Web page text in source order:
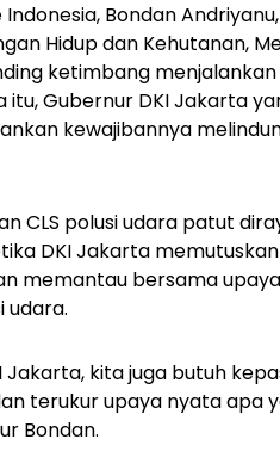
Bondan
Hidup dan Kehutanan,
ketimbang
Gubernur DKI Jakarta
kewajibannya
CLS polusi udara patut
DKI Jakarta
memantau bersama
udara.
Jakarta, kita juga butuh
terukur upaya nyata apa
Bondan.